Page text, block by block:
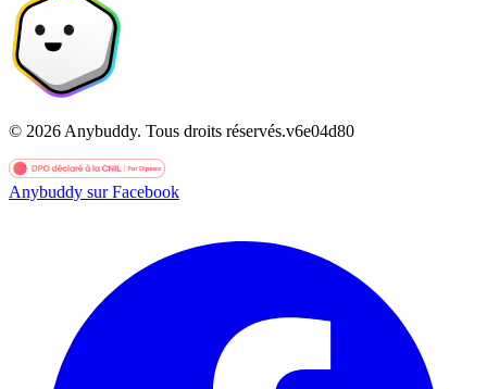
© 2026 Anybuddy. Tous droits réservés.v6e04d80
Anybuddy sur Facebook